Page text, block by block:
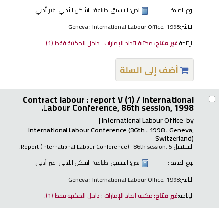
نوع المادة :
نص؛ التنسيق: طباعة؛ الشكل الأدبي: غير أدبي
الناشر:Geneva : International Labour Office, 1998
الإتاحة:غير متاح: مكتبة اتحاد الإمارات : داخل المكتبة فقط(1).
أضف إلى السلة
Contract labour : report V (1) /International
Labour Conference, 86th session, 1998.
by
International Labour Office
International Labour Conference(86th : 1998 : Geneva,
Switzerland)
السلاسل: Report (International Labour Conference); 86th session, 5.
نوع المادة :
نص؛ التنسيق: طباعة؛ الشكل الأدبي: غير أدبي
الناشر:Geneva : International Labour Office, 1998
الإتاحة:غير متاح: مكتبة اتحاد الإمارات : داخل المكتبة فقط(1).